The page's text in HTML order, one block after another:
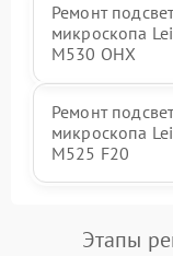
Ремонт
микроскопа
M530 OHX
Ремонт
микроскопа
M525 F20
Этапы